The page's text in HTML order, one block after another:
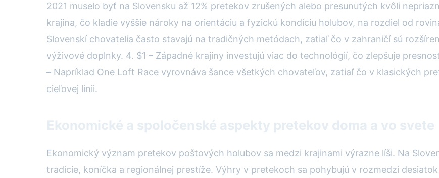
2021 muselo byť na Slovensku až 12% pretekov zrušených alebo presunutých kvôli
krajina, čo kladie vyššie nároky na orientáciu a fyzickú kondíciu holubov, na rozdiel od
Slovenskí chovatelia často stavajú na tradičných metódach, zatiaľ čo v zahraničí sú
výživové doplnky. 4. $1 – Západné krajiny investujú viac do technológií, čo zlepšuje
– Napríklad One Loft Race vyrovnáva šance všetkých chovateľov, zatiaľ čo v klasických
cieľovej línii.
Ekonomické a spoločenské aspekty pretekov doma a vo svete
Ekonomický význam pretekov poštových holubov sa medzi krajinami výrazne líši. Na
tradície, koníčka a regionálnej prestíže. Výhry v pretekoch sa pohybujú v rozmedzí